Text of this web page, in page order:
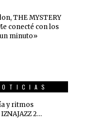
THE MYSTERY
conecté con los
minuto»
y ritmos
2…